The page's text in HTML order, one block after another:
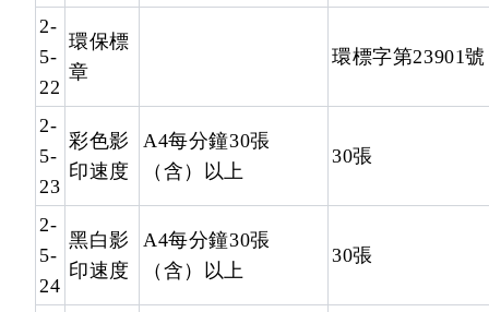
2-
5-
22
環保標
章
環標字第23901號
2-
5-
23
彩色影
印速度
A4每分鐘30張
（含）以上
30張
2-
5-
24
黑白影
印速度
A4每分鐘30張
（含）以上
30張